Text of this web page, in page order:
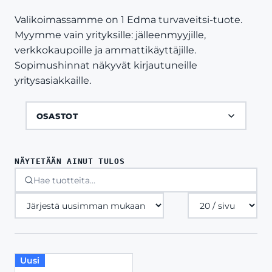
Valikoimassamme on 1 Edma turvaveitsi-tuote.
Myymme vain yrityksille: jälleenmyyjille,
verkkokaupoille ja ammattikäyttäjille.
Sopimushinnat näkyvät kirjautuneille
yritysasiakkaille.
OSASTOT
NÄYTETÄÄN AINUT TULOS
Tuotteita
sivulla
Uusi